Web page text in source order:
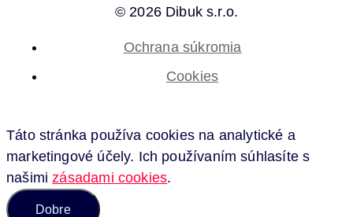
© 2026 Dibuk s.r.o.
Ochrana súkromia
Cookies
Táto stránka používa cookies na analytické a
marketingové účely. Ich používaním súhlasíte s
našimizásadami cookies.
Dobre